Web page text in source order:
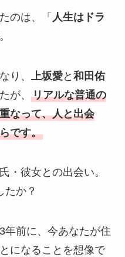
のは、「 人生はドラ
り、 上坂愛と 和田佑
が、 リアルな普通の
なって、人と出会
です。
・彼女との出会い。
たか？
年前に、今あなたが住
になることを想像で